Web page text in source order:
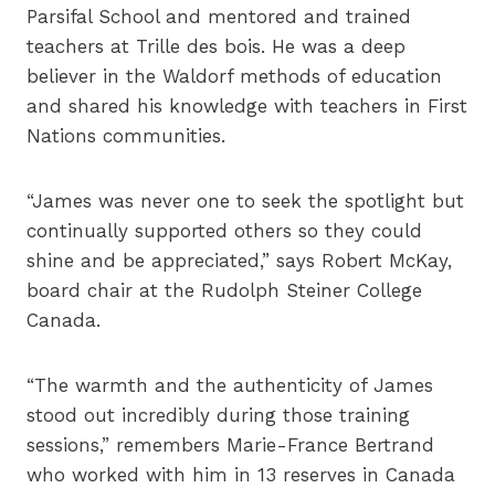
Parsifal School and mentored and trained
teachers at Trille des bois. He was a deep
believer in the Waldorf methods of education
and shared his knowledge with teachers in First
Nations communities.
“James was never one to seek the spotlight but
continually supported others so they could
shine and be appreciated,” says Robert McKay,
board chair at the Rudolph Steiner College
Canada.
“The warmth and the authenticity of James
stood out incredibly during those training
sessions,” remembers Marie-France Bertrand
who worked with him in 13 reserves in Canada